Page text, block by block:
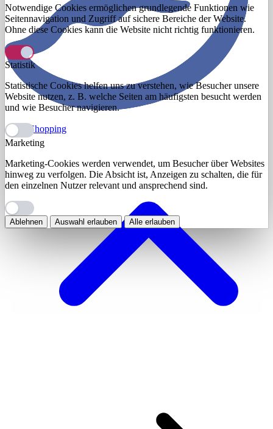
Shopping
Notwendige Cookies ermöglichen grundlegende Funktionen wie
Seitennavigation und Zugriff auf sichere Bereiche der Website.
Ohne diese Cookies kann die Website nicht richtig funktionieren.
Statistik
Statistische Cookies helfen uns zu verstehen, wie Besucher unsere
Website nutzen, z. B. welche Seiten am häufigsten besucht werden
und wie Besucher navigieren.
Marketing
Marketing-Cookies werden verwendet, um Besucher über Websites
hinweg zu verfolgen. Die Absicht ist, Anzeigen zu schalten, die für
den einzelnen Nutzer relevant und ansprechend sind.
Ablehnen Auswahl erlauben Alle erlauben